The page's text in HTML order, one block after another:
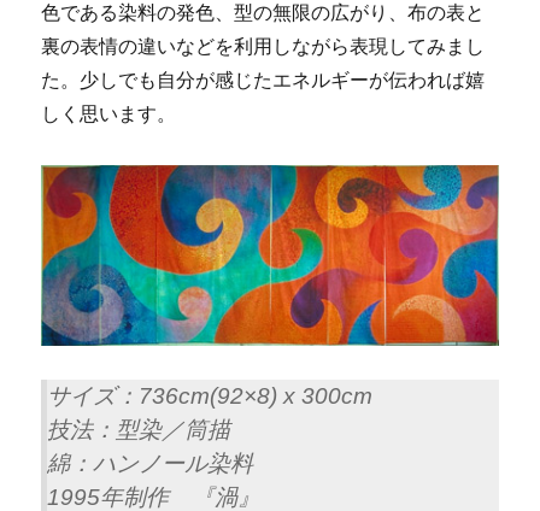
色である染料の発色、型の無限の広がり、布の表と
裏の表情の違いなどを利用しながら表現してみまし
た。少しでも自分が感じたエネルギーが伝われば嬉
しく思います。
サイズ：736cm(92×8) x 300cm
技法：型染／筒描
綿：ハンノール染料
1995年制作 『渦』